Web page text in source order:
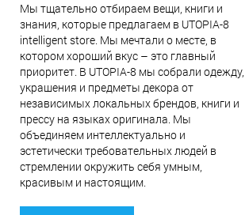
Мы тщательно отбираем вещи, книги и
знания, которые предлагаем в UTOPIA-8
intelligent store. Мы мечтали о месте, в
котором хороший вкус – это главный
приоритет. В UTOPIA-8 мы собрали одежду,
украшения и предметы декора от
независимых локальных брендов, книги и
прессу на языках оригинала. Мы
объединяем интеллектуально и
эстетически требовательных людей в
стремлении окружить себя умным,
красивым и настоящим.